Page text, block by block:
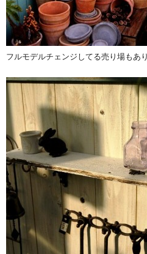
フルモデルチェンジしてる売り場もあ